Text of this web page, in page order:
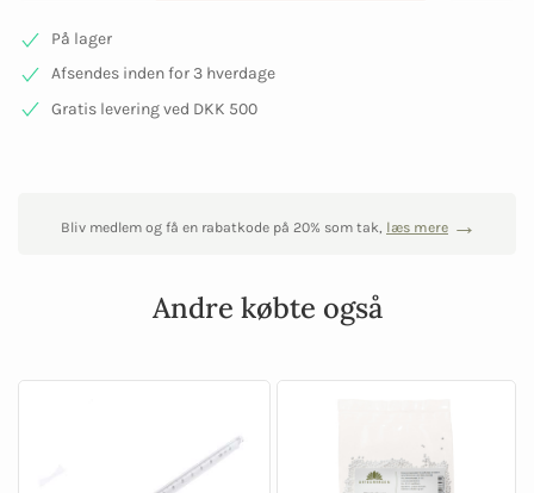
På lager
Afsendes inden for 3 hverdage
Gratis levering ved DKK 500
Bliv medlem og få en rabatkode på 20% som tak, læs mere
Andre købte også